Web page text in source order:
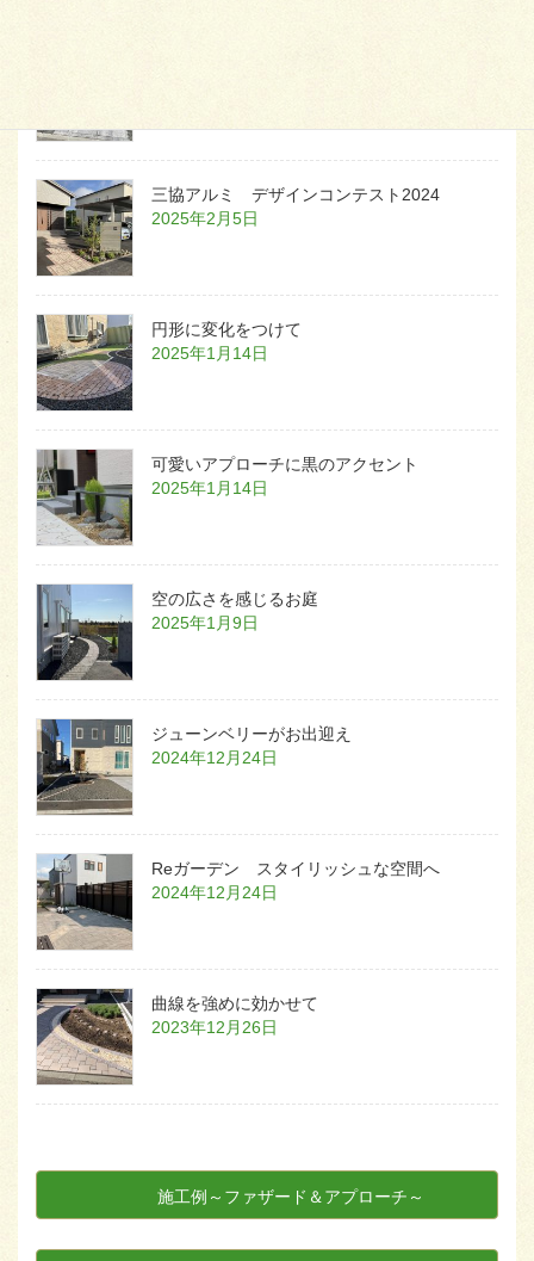
三協アルミ デザインコンテスト2024
2025年2月5日
円形に変化をつけて
2025年1月14日
可愛いアプローチに黒のアクセント
2025年1月14日
空の広さを感じるお庭
2025年1月9日
ジューンベリーがお出迎え
2024年12月24日
Reガーデン スタイリッシュな空間へ
2024年12月24日
曲線を強めに効かせて
2023年12月26日
施工例～ファザード＆アプローチ～